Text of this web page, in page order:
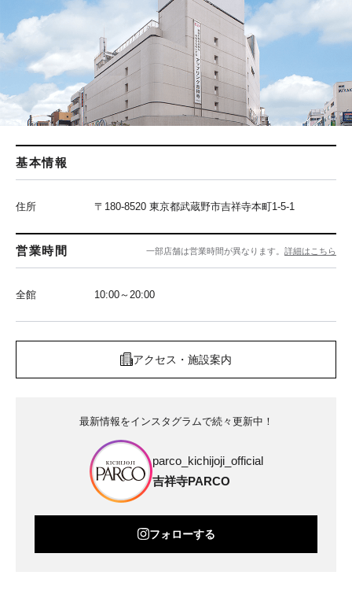
基本情報
住所 〒180-8520 東京都武蔵野市吉祥寺本町1-5-1
営業時間 一部店舗は営業時間が異なります。 詳細はこちら
全館 10:00～20:00
アクセス・施設案内
最新情報をインスタグラムで続々更新中！
parco_kichijoji_official
吉祥寺PARCO
フォローする